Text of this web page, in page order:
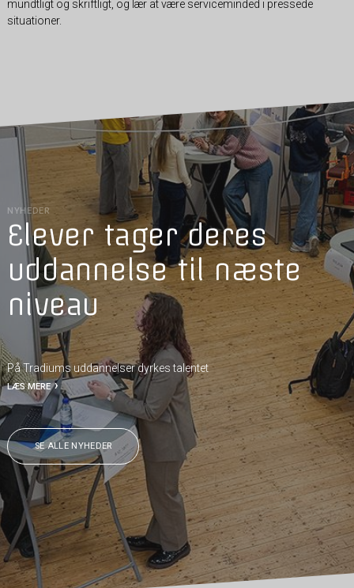
mundtligt og skriftligt, og lær at være serviceminded i pressede
situationer.
NYHEDER
Elever tager deres
uddannelse til næste
niveau
På Tradiums uddannelser dyrkes talentet
LÆS MERE
SE ALLE NYHEDER